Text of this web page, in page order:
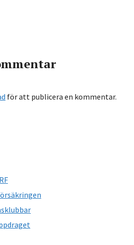
för att publicera en kommentar.